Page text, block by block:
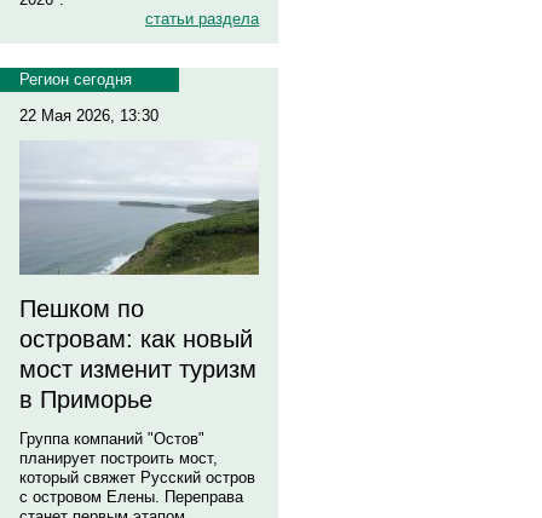
статьи раздела
Регион сегодня
22 Мая 2026, 13:30
Пешком по
островам: как новый
мост изменит туризм
в Приморье
Группа компаний "Остов"
планирует построить мост,
который свяжет Русский остров
с островом Елены. Переправа